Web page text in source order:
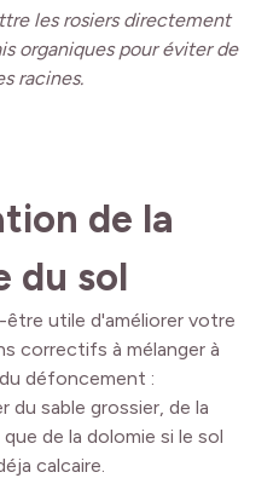
les rosiers directement
organiques pour éviter de
racines.
de la
du sol
utile d'améliorer votre
correctifs à mélanger à
défoncement :
du sable grossier, de la
de la dolomie si le sol
calcaire.